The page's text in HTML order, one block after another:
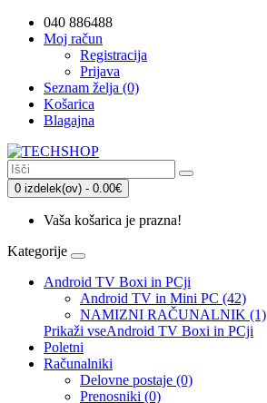
040 886488
Moj račun
Registracija
Prijava
Seznam želja (0)
Košarica
Blagajna
0 izdelek(ov) - 0.00€
Vaša košarica je prazna!
Kategorije
Android TV Boxi in PCji
Android TV in Mini PC (42)
NAMIZNI RAČUNALNIK (1)
Prikaži vseAndroid TV Boxi in PCji
Poletni
Računalniki
Delovne postaje (0)
Prenosniki (0)